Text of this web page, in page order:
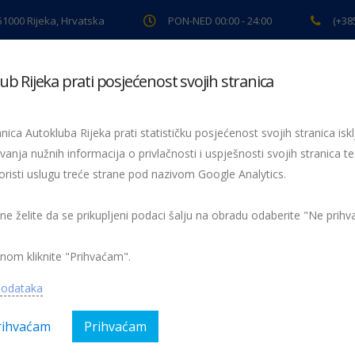
Rijeka, Hrvatska PON-NED 00:00 - 24:00
pregled Pomoć na cesti Servis Preventiva
sezone - "45. INA Delta Rally"
Rijeka prati posjećenost svojih stranica
Autokluba Rijeka prati statističku posjećenost svojih stranica
nužnih informacija o privlačnosti i uspješnosti svojih stranica te
uslugu treće strane pod nazivom Google Analytics.
želite da se prikupljeni podaci šalju na obradu odaberite "Ne
kliknite "Prihvaćam".
Prihvaćam